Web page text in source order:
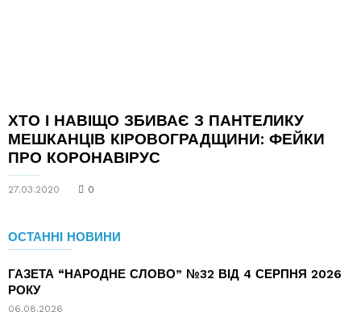
ХТО І НАВІЩО ЗБИВАЄ З ПАНТЕЛИКУ
МЕШКАНЦІВ КІРОВОГРАДЩИНИ: ФЕЙКИ
ПРО КОРОНАВІРУС
27.03.2020 0
ОСТАННІ НОВИНИ
ГАЗЕТА “НАРОДНЕ СЛОВО” №32 ВІД 4 СЕРПНЯ 2026
РОКУ
06.08.2026